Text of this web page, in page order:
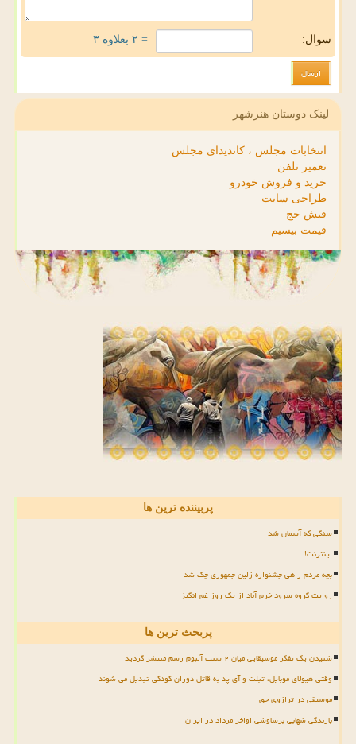
سوال: = ۲ بعلاوه ۳
لینک دوستان هنرشهر
انتخابات مجلس ، کاندیدای مجلس
تعمیر تلفن
خرید و فروش خودرو
طراحی سایت
فیش حج
قیمت بیسیم
پربیننده ترین ها
سنگی که آسمان شد
اینترنت!
بچه مردم راهی جشنواره زلین جمهوری چک شد
روایت گروه سرود خرم آباد از یک روز غم انگیز
پربحث ترین ها
شنیدن یک تفکر موسیقایی میان ۲ سنت آلبوم رسم منتشر گردید
وقتی هیولای موبایل، تبلت و آی پد به قاتل دوران کودکی تبدیل می شوند
موسیقی در ترازوی حق
بارندگی شهابی برساوشی اواخر مرداد در ایران